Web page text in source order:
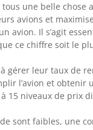
une belle chose
avions et
avion. Il s’agit
ce chiffre soit le
gérer leur taux de
l’avion et obtenir
niveaux de prix
sont faibles, une